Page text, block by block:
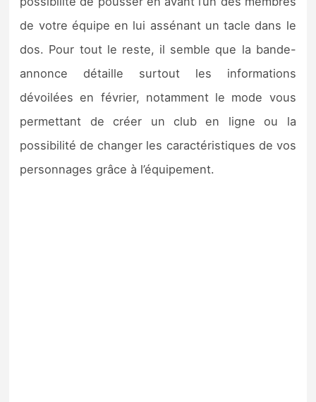
de votre équipe en lui assénant un tacle dans le
dos. Pour tout le reste, il semble que la bande-
annonce détaille surtout les informations
dévoilées en février, notamment le mode vous
permettant de créer un club en ligne ou la
possibilité de changer les caractéristiques de vos
personnages grâce à l’équipement.